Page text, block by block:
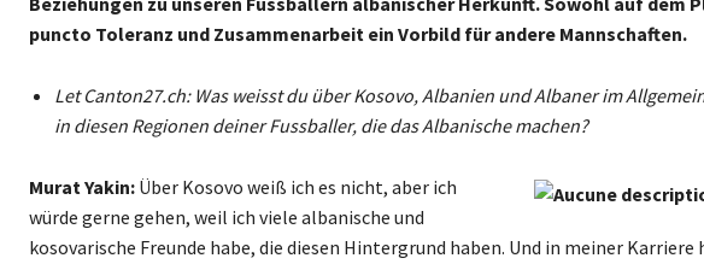
puncto Toleranz und Zusammenarbeit ein Vorbild für andere Mannschaften.
Let Canton27.ch: Was weisst du über Kosovo, Albanien und Albaner im
in diesen Regionen deiner Fussballer, die das Albanische machen?
Murat Yakin: Über Kosovo weiß ich es nicht, aber ich
würde gerne gehen, weil ich viele albanische und
kosovarische Freunde habe, die diesen Hintergrund haben. Und in meiner